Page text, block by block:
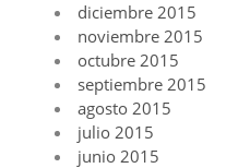
diciembre 2015
noviembre 2015
octubre 2015
septiembre 2015
agosto 2015
julio 2015
junio 2015